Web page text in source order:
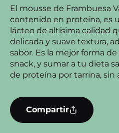
El mousse de Frambuesa
contenido en proteína, es
lácteo de altísima calidad
delicada y suave textura,
sabor. Es la mejor forma
snack, y sumar a tu dieta
de proteína por tarrina, sin
Compartir